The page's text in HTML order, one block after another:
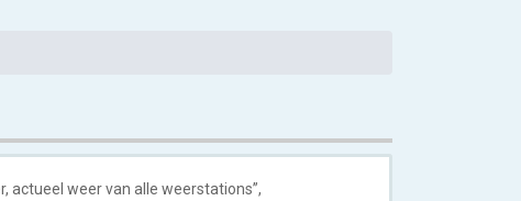
actueel weer van alle weerstations”,